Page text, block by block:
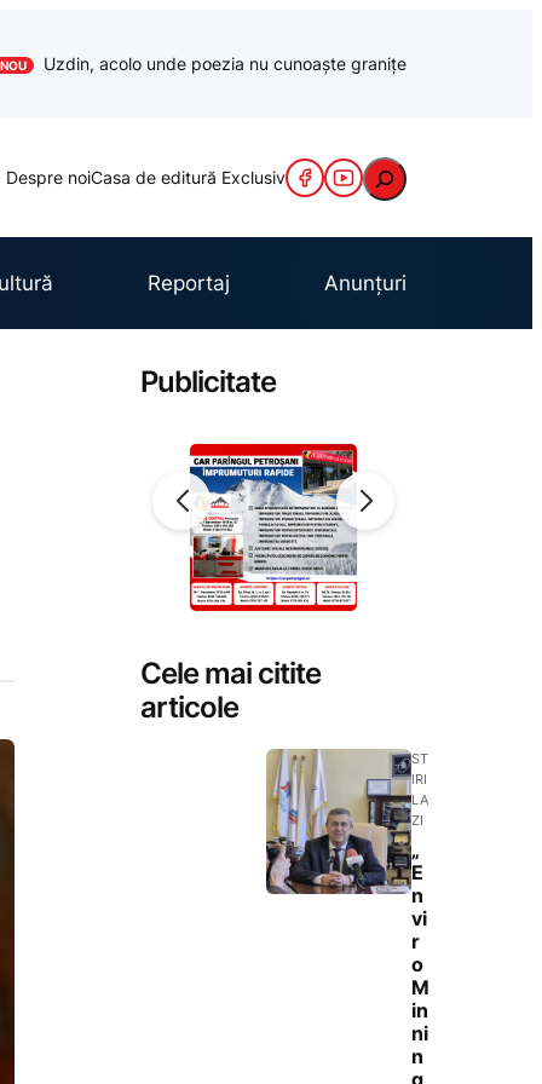
NOU Uzdin, acolo unde poezia nu cunoaște granițe
Despre noiCasa de editură Exclusiv Caută
Reportaj Anunțuri
Publicitate
Cele mai citite
articole
ST
IRI
LA
ZI
„
E
n
vi
r
o
M
in
ni
n
g